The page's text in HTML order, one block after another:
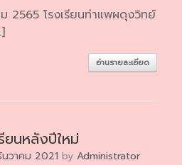
2565 โรงเรียนท่าแพผดุงวิทย์
อ่านรายละเอียด
ยนหลังปีใหม่
นวาคม 2021 by Administrator